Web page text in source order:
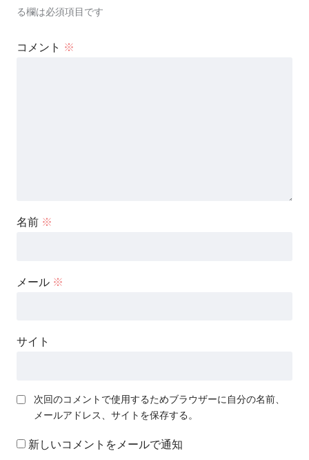
る欄は必須項目です
コメント ※
名前 ※
メール ※
サイト
次回のコメントで使用するためブラウザーに自分の名前、
メールアドレス、サイトを保存する。
新しいコメントをメールで通知